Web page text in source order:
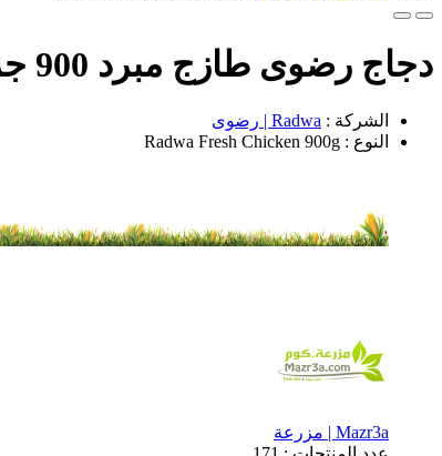
دجاج رضوى طازج مبرد 900 جرام
الشركة : Radwa | رضوى
النوع : Radwa Fresh Chicken 900g
Mazr3a | مزرعة